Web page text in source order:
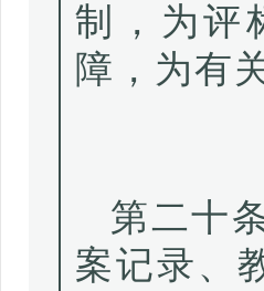
制，为评
障，为有
第二十
案记录、